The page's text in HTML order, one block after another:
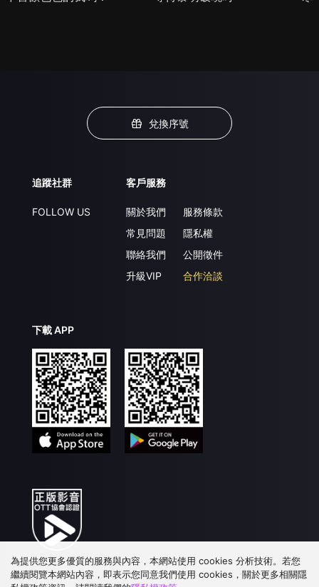
兌換序號
追蹤社群
FOLLOW US
客戶服務
關於我們
常見問題
聯絡我們
升級VIP
服務條款
隱私權
公開徵件
合作洽談
下載 APP
為提供您更多優質的服務與內容，本網站使用 cookies 分析技術。若您
繼續閱覽本網站內容，即表示您同意我們使用 cookies，關於更多相關隱